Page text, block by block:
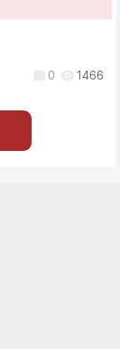
0 1466